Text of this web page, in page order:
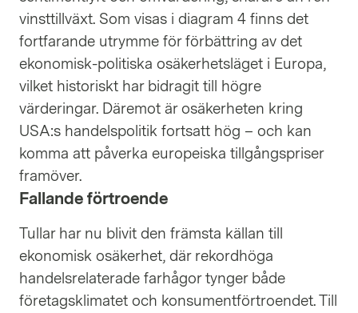
vinsttillväxt. Som visas i diagram 4 finns det
fortfarande utrymme för förbättring av det
ekonomisk-politiska osäkerhetsläget i Europa,
vilket historiskt har bidragit till högre
värderingar. Däremot är osäkerheten kring
USA:s handelspolitik fortsatt hög – och kan
komma att påverka europeiska tillgångspriser
framöver.
Fallande förtroende
Tullar har nu blivit den främsta källan till
ekonomisk osäkerhet, där rekordhöga
handelsrelaterade farhågor tynger både
företagsklimatet och konsumentförtroendet. Till